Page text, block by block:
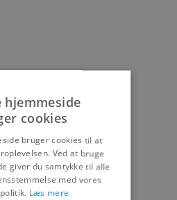
hjemmeside
cookies
bruger cookies til at
Ved at bruge
giver du samtykke til alle
med vores
Læs mere